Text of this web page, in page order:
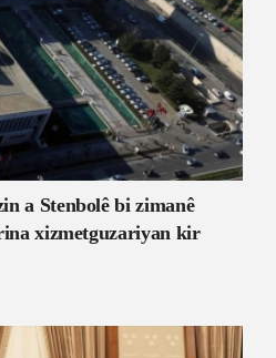
a Stenbolê bi zimanê
xizmetguzariyan kir